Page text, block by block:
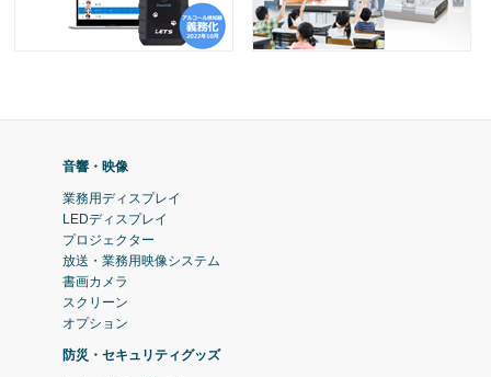
音響・映像
業務用ディスプレイ
LEDディスプレイ
プロジェクター
放送・業務用映像システム
書画カメラ
スクリーン
オプション
防災・セキュリティグッズ